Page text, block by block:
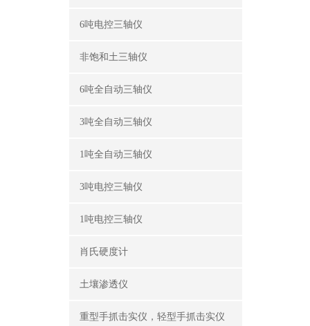
6吨电控三轴仪
非饱和土三轴仪
6吨全自动三轴仪
3吨全自动三轴仪
1吨全自动三轴仪
3吨电控三轴仪
1吨电控三轴仪
肖氏硬度计
土壤渗透仪
重型手抓击实仪，轻型手抓击实仪